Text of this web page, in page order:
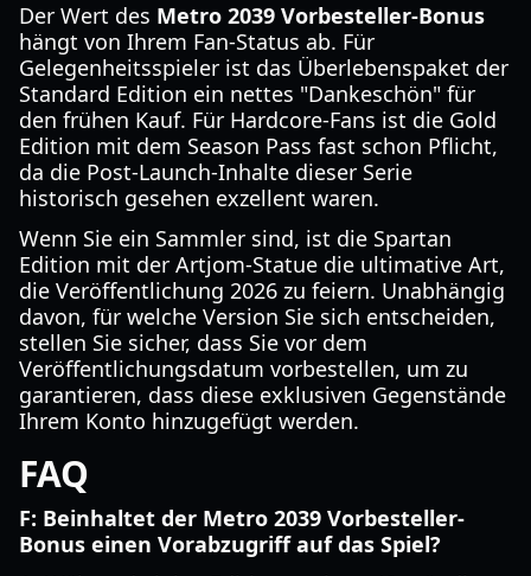
Der Wert des Metro 2039 Vorbesteller-Bonus
hängt von Ihrem Fan-Status ab. Für
Gelegenheitsspieler ist das Überlebenspaket der
Standard Edition ein nettes "Dankeschön" für
den frühen Kauf. Für Hardcore-Fans ist die Gold
Edition mit dem Season Pass fast schon Pflicht,
da die Post-Launch-Inhalte dieser Serie
historisch gesehen exzellent waren.
Wenn Sie ein Sammler sind, ist die Spartan
Edition mit der Artjom-Statue die ultimative Art,
die Veröffentlichung 2026 zu feiern. Unabhängig
davon, für welche Version Sie sich entscheiden,
stellen Sie sicher, dass Sie vor dem
Veröffentlichungsdatum vorbestellen, um zu
garantieren, dass diese exklusiven Gegenstände
Ihrem Konto hinzugefügt werden.
FAQ
F: Beinhaltet der Metro 2039 Vorbesteller-
Bonus einen Vorabzugriff auf das Spiel?